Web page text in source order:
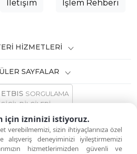
için izninizi istiyoruz.
verebilmemizi, sizin ihtiyaçlarınıza özel
deneyiminizi iyileştirmemizi
hizmetlerimizden güvenli ve
İletişim İşlem Rehberi
HIZMETLERI
SAYFALAR
ETBIS SORGULAMA
SİCİL BİLGİLERİ
GÜVENLİ ALIŞVERİŞ